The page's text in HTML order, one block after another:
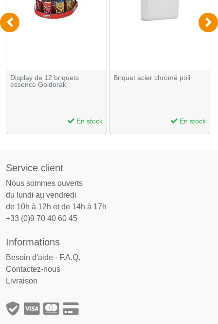
Display de 12 briquets
essence Goldorak
En stock
Briquet acier chromé poli
En stock
Service client
Nous sommes ouverts
du lundi au vendredi
de 10h à 12h et de 14h à 17h
+33 (0)9 70 40 60 45
Informations
Besoin d'aide - F.A.Q.
Contactez-nous
Livraison